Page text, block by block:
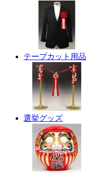
テープカット用品
選挙グッズ